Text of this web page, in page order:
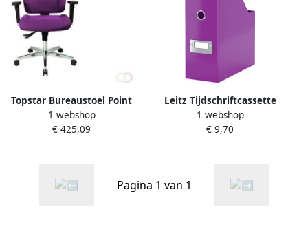
Topstar Bureaustoel Point
91 paars
1 webshop
€ 425,09
Leitz Tijdschriftcassette
WOW Click en Store
95x310x245 paar
1 webshop
€ 9,70
Pagina 1 van 1